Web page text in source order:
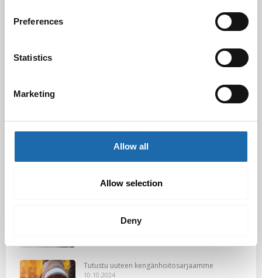
Preferences
Statistics
Marketing
Allow all
Allow selection
Deny
Black Friday & cyber Monday 2024!
Tutustu uuteen kengänhoitosarjaamme
10.10.2024